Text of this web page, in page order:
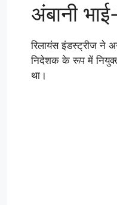
अंबानी
रिलायंस इंडस्ट्रीज ने
निदेशक के रूप में
था।